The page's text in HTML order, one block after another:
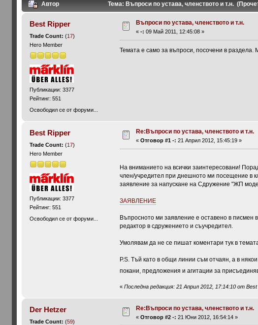
Автор Тема: Въпроси по устава, членството и т.н.
Best Ripper
Trade Count: (17)
Hero Member
Публикации: 3377
Рейтинг: 551
Освободил се от форуми...
Въпроси по устава, членството и т.н.
« -: 09 Май 2011, 12:45:08 »
Темата е само за въпроси, посочени в
Best Ripper
Trade Count: (17)
Hero Member
Публикации: 3377
Рейтинг: 551
Освободил се от форуми...
Re:Въпроси по устава, членството и т.н.
« Отговор #1 -: 21 Април 2012, 15:45:19 »
На вниманието на всички заинтересовани!
член/учредител при днешното ми посещение в
заявление за напускане на Сдружение "ЖП
ЗАЯВЛЕНИЕ
Въпросното ми заявление е оставено в писмен
редактор в сдружението и съучредител.
Умолявам да не се пишат коментари тук в
P.S. Тъй като в общи линии съм отчаян, а в
покани, предложения и агитации за
«Последна редакция: 21 Април 2012, 17:14:10 от Best
Der Hetzer
Trade Count: (59)
Re:Въпроси по устава, членството и т.н.
« Отговор #2 -: 21 Юни 2012, 16:54:14 »